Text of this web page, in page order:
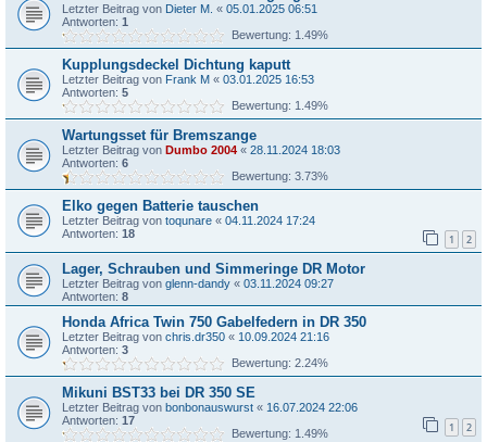
Letzter Beitrag von Dieter M. « 05.01.2025 06:51
Antworten: 1
Bewertung: 1.49%
Kupplungsdeckel Dichtung kaputt
Letzter Beitrag von Frank M « 03.01.2025 16:53
Antworten: 5
Bewertung: 1.49%
Wartungsset für Bremszange
Letzter Beitrag von Dumbo 2004 « 28.11.2024 18:03
Antworten: 6
Bewertung: 3.73%
Elko gegen Batterie tauschen
Letzter Beitrag von toqunare « 04.11.2024 17:24
Antworten: 18 1 2
Lager, Schrauben und Simmeringe DR Motor
Letzter Beitrag von glenn-dandy « 03.11.2024 09:27
Antworten: 8
Honda Africa Twin 750 Gabelfedern in DR 350
Letzter Beitrag von chris.dr350 « 10.09.2024 21:16
Antworten: 3
Bewertung: 2.24%
Mikuni BST33 bei DR 350 SE
Letzter Beitrag von bonbonauswurst « 16.07.2024 22:06
Antworten: 17 1 2
Bewertung: 1.49%